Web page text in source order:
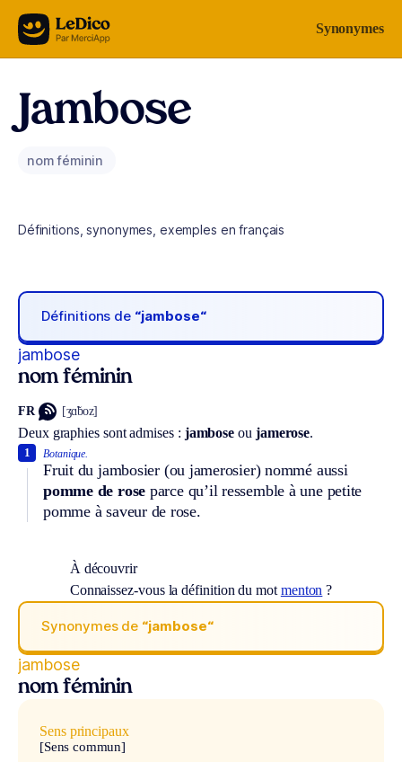
Aller au contenu Synonymes
Jambose
nom féminin
Définitions, synonymes, exemples en français
Définitions de “jambose“
jambose
nom féminin
FR [ʒɑ̃boz]
Deux graphies sont admises : jambose ou jamerose.
Botanique.
Fruit du jambosier (ou jamerosier) nommé aussi
pomme de rose parce qu’il ressemble à une petite
pomme à saveur de rose.
1
À découvrir
Connaissez-vous la définition du mot menton ?
Synonymes de “jambose“
jambose
nom féminin
Sens principaux
[Sens commun]